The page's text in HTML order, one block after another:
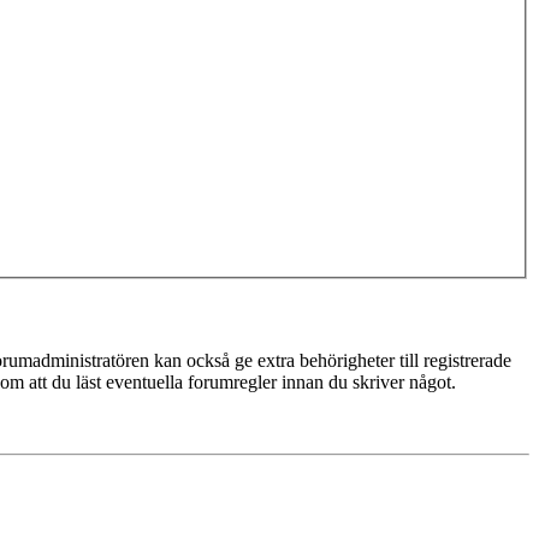
kan också ge extra behörigheter till registrerade
att du läst eventuella forumregler innan du skriver något.